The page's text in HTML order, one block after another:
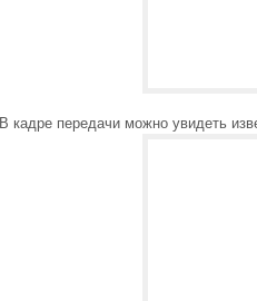
В кадре передачи можно увидеть